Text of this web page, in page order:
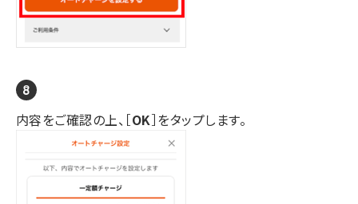
内容をご確認の上、［OK］をタップします。